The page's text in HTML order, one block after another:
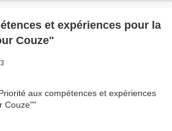
et expériences pour la
Couze"